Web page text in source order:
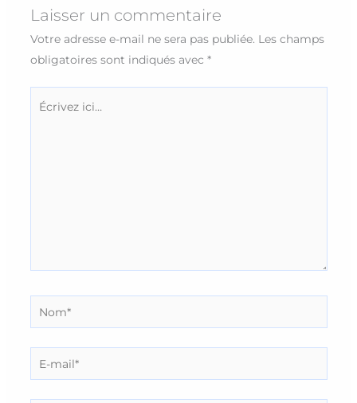
Laisser un commentaire
Votre adresse e-mail ne sera pas publiée. Les champs
obligatoires sont indiqués avec *
Nom*
E-
mail*